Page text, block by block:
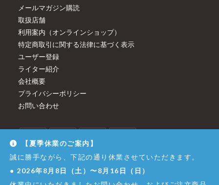
メールマガジン購読
取扱店舗
利用案内（オンラインショップ）
特定商取引に関する法律に基づく表示
ユーザー登録
ライター紹介
会社概要
プライバシーポリシー
お問い合わせ
【夏季休業のご案内】
誠に勝手ながら、下記の通り休業させていただきます。
● 2026年8月8日（土）〜8月16日（日）